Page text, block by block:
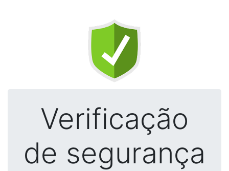
Verificação
de segurança